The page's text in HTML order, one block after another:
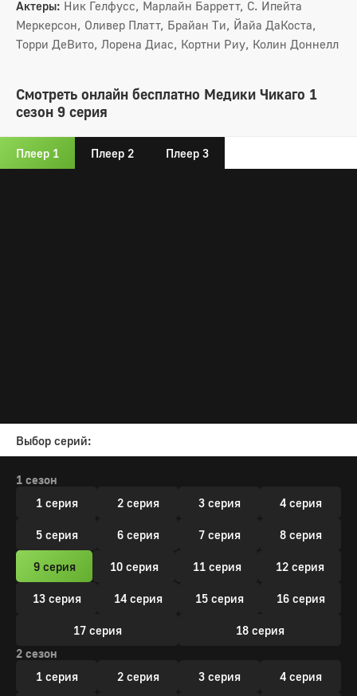
Актеры: Ник Гелфусс, Марлайн Барретт, С. Ипейта
Меркерсон, Оливер Платт, Брайан Ти, Йайа ДаКоста,
Торри ДеВито, Лорена Диас, Кортни Риу, Колин Доннелл
Смотреть онлайн бесплатно Медики Чикаго 1
сезон 9 серия
Плеер 1 Плеер 2 Плеер 3
Выбор серий:
1 сезон
1 серия
2 серия 3 серия 4 серия
5 серия 6 серия 7 серия 8 серия
9 серия 10 серия 11 серия 12 серия
13 серия 14 серия 15 серия 16 серия
17 серия
18 серия
2 сезон
1 серия
2 серия 3 серия 4 серия